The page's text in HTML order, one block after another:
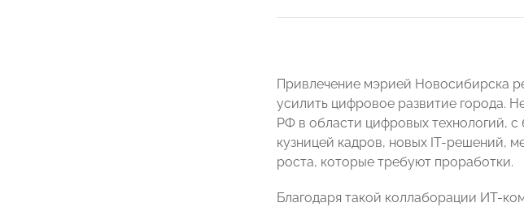
Привлечение мэрией Новосибирска
усилить цифровое развитие города.
РФ в области цифровых технологий, с
кузницей кадров, новых IT-решений,
роста, которые требуют проработки.
Благодаря такой коллаборации ИТ-